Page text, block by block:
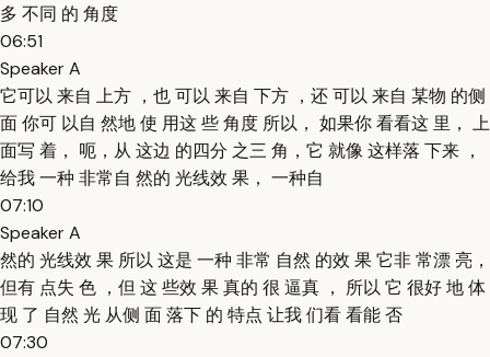
多 不同 的 角度
06:51
Speaker A
它可以 来自 上方 ，也 可以 来自 下方 ，还 可以 来自 某物 的侧
面 你可 以自 然地 使 用这 些 角度 所以， 如果你 看看这 里， 上
面写 着， 呃，从 这边 的四分 之三 角，它 就像 这样落 下来 ，
给我 一种 非常自 然的 光线效 果， 一种自
07:10
Speaker A
然的 光线效 果 所以 这是 一种 非常 自然 的效 果 它非 常漂 亮，
但有 点失 色 ，但 这 些效 果 真的 很 逼真 ， 所以 它 很好 地 体
现 了 自然 光 从侧 面 落下 的 特点 让我 们看 看能 否
07:30